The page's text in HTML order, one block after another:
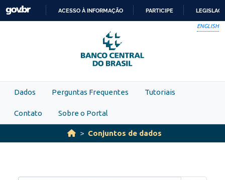
Skip to main content
PARA
O
CONTEÚDO
ACESSO À INFORMAÇÃO PARTICIPE
ENGLISH
Dados Perguntas Frequentes Tutoriais
Contato Sobre o Portal
Conjuntos de dados